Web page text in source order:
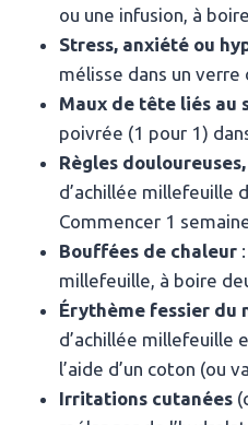
ou une infusion, à
Stress, anxiété ou
mélisse dans un verre
Maux de tête liés au
poivrée (1 pour 1)
Règles
d’achillée millefeuille
Commencer 1
Bouffées de chaleur
millefeuille, à boire
Érythème fessier du
d’achillée millefeuille
l’aide d’un coton (ou
Irritations cutanées